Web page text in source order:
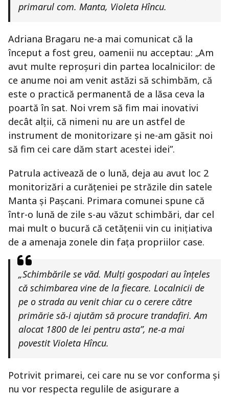
primarul com. Manta, Violeta Hîncu.
Adriana Bragaru ne-a mai comunicat că la
început a fost greu, oamenii nu acceptau: „Am
avut multe reproșuri din partea localnicilor: de
ce anume noi am venit astăzi să schimbăm, că
este o practică permanentă de a lăsa ceva la
poartă în sat. Noi vrem să fim mai inovativi
decât alții, că nimeni nu are un astfel de
instrument de monitorizare și ne-am găsit noi
să fim cei care dăm start acestei idei”.
Patrula activează de o lună, deja au avut loc 2
monitorizări a curățeniei pe străzile din satele
Manta și Pașcani. Primara comunei spune că
într-o lună de zile s-au văzut schimbări, dar cel
mai mult o bucură că cetățenii vin cu inițiativa
de a amenaja zonele din fața propriilor case.
„Schimbările se văd. Mulți gospodari au înțeles
că schimbarea vine de la fiecare. Localnicii de
pe o strada au venit chiar cu o cerere către
primărie să-i ajutăm să procure trandafiri. Am
alocat 1800 de lei pentru asta”, ne-a mai
povestit Violeta Hîncu.
Potrivit primarei, cei care nu se vor conforma și
nu vor respecta regulile de asigurare a